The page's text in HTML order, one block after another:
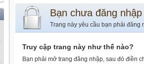
Bạn chưa đăng nhập
Trang này yêu cầu bạn phải đăng
Truy cập trang này như thế nào?
Bạn phải mở trang đăng nhập, sau đó điền